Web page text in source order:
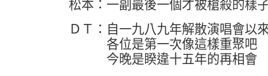
松本：一副最後一個才被槍殺的樣
ＤＴ：自一九八九年解散演唱會以
各位是第一次像這樣重聚吧
今晚是睽違十五年的再相會